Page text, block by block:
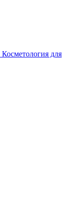
Косметология для